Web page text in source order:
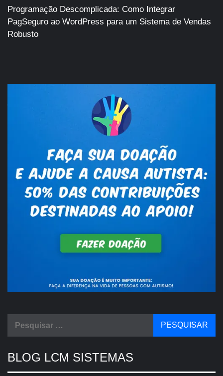
Programação Descomplicada: Como Integrar
PagSeguro ao WordPress para um Sistema de Vendas
Robusto
BLOG LCM SISTEMAS